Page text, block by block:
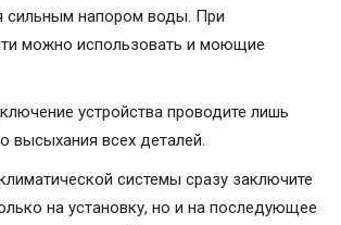
сильным напором воды. При
можно использовать и моющие
устройства проводите лишь
высыхания всех деталей.
системы сразу заключите
на установку, но и на последующее